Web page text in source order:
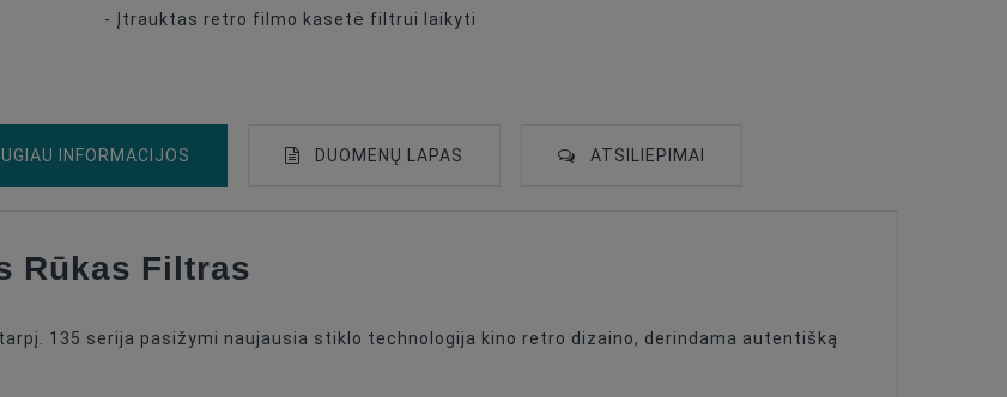
- Įtrauktas retro filmo kasetė filtrui laikyti
INFORMACIJOS DUOMENŲ LAPAS ATSILIEPIMAI
Filtrų Priedai
Rūkas Filtras
135 serija pasižymi naujausia stiklo technologija kino retro dizaino, derindama autentišką